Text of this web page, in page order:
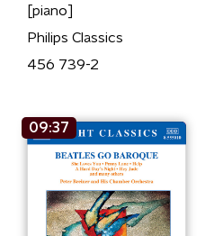
[piano]
Philips Classics
456 739-2
09:37